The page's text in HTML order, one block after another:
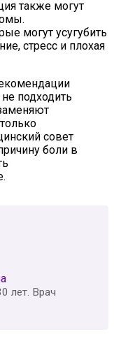
также могут
могут усугубить
стресс и плохая
подходить
совет
боли в
лет. Врач